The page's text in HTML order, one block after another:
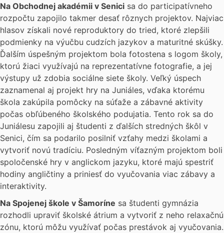
Na Obchodnej akadémii v Senici sa do participatívneho
rozpočtu zapojilo takmer desať rôznych projektov. Najviac
hlasov získali nové reproduktory do tried, ktoré zlepšili
podmienky na výučbu cudzích jazykov a maturitné skúšky.
Ďalším úspešným projektom bola fotostena s logom školy,
ktorú žiaci využívajú na reprezentatívne fotografie, a jej
výstupy už zdobia sociálne siete školy. Veľký úspech
zaznamenal aj projekt hry na Juniáles, vďaka ktorému
škola zakúpila pomôcky na súťaže a zábavné aktivity
počas obľúbeného školského podujatia. Tento rok sa do
Juniálesu zapojili aj študenti z ďalších stredných škôl v
Senici, čím sa podarilo posilniť vzťahy medzi školami a
vytvoriť novú tradíciu. Posledným víťazným projektom boli
spoločenské hry v anglickom jazyku, ktoré majú spestriť
hodiny angličtiny a priniesť do vyučovania viac zábavy a
interaktivity.
Na Spojenej škole v Šamoríne sa študenti gymnázia
rozhodli upraviť školské átrium a vytvoriť z neho relaxačnú
zónu, ktorú môžu využívať počas prestávok aj vyučovania.